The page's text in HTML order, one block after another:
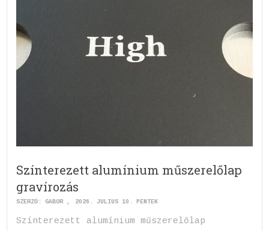
Színterezett alumínium műszerelőlap
gravírozás
SZERZŐ:GABOR 2026. JÚLIUS 10. PÉNTEK
Színterezett alumínium műszerelőlap